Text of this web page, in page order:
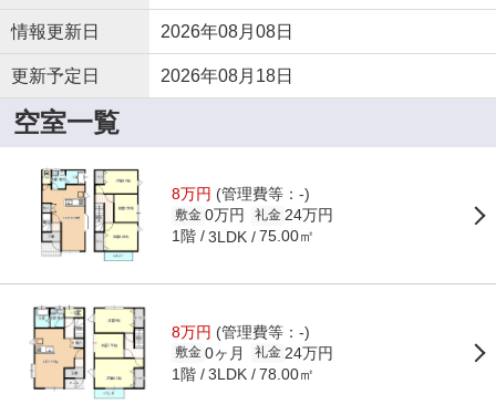
情報更新日 2026年08月08日
更新予定日 2026年08月18日
空室一覧
8万円 (管理費等：-)
敷金 0万円 礼金 24万円
1階 3LDK 75.00㎡
8万円 (管理費等：-)
敷金 0ヶ月 礼金 24万円
1階 3LDK 78.00㎡